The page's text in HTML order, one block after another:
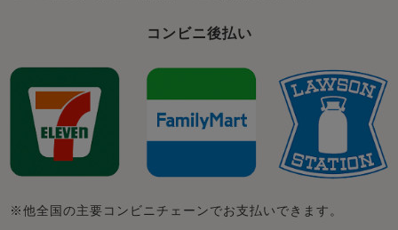
コンビニ後払い
※他全国の主要コンビニチェーンでお支払いできます。